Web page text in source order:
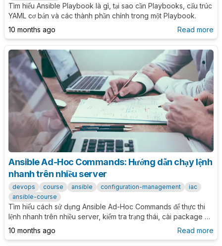
Tìm hiểu Ansible Playbook là gì, tại sao cần Playbooks, cấu trúc
YAML cơ bản và các thành phần chính trong một Playbook.
10 months ago
Read more
Ansible Ad-Hoc Commands: Hướng dẫn chạy lệnh
nhanh trên nhiều server
devops course ansible configuration-management
iac
ansible-course
Tìm hiểu cách sử dụng Ansible Ad-Hoc Commands để thực thi
lệnh nhanh trên nhiều server, kiểm tra trạng thái, cài package và
quản lý service mà không cần viết Playbooks.
10 months ago Read more